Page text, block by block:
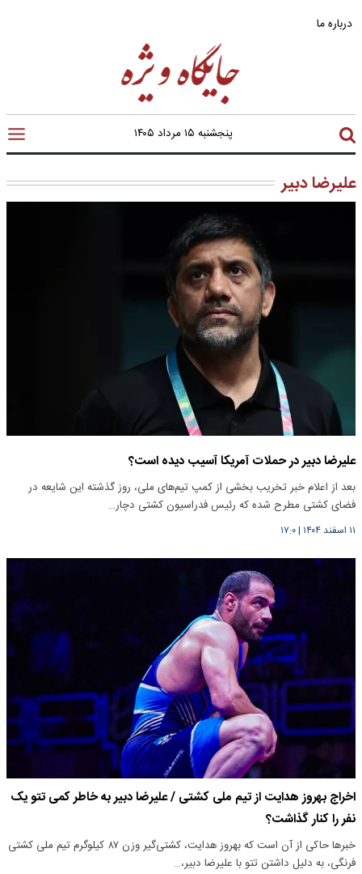
درباره ما
پنجشنبه ۱۵ مرداد ۱۴۰۵
علیرضا دبیر
علیرضا دبیر در حملات آمریکا آسیب دیده است؟
بعد از اعلام خبر تخریب بخشی از کمپ تیم‌های ملی، روز گذشته این شایعه در
فضای کشتی مطرح شده که رئیس فدراسیون کشتی دچار…
۱۱ اسفند ۱۴۰۴ |۱۷:۰
اخراج بهروز هدایت از تیم ملی کشتی / علیرضا دبیر به خاطر کمی تتو یک
نفر را کنار گذاشت؟
خبرها حاکی از آن است که بهروز هدایت، کشتی‌گیر وزن ۸۷ کیلوگرم تیم ملی کشتی
فرنگی، به دلیل داشتن تتو با علیرضا دبیر،…